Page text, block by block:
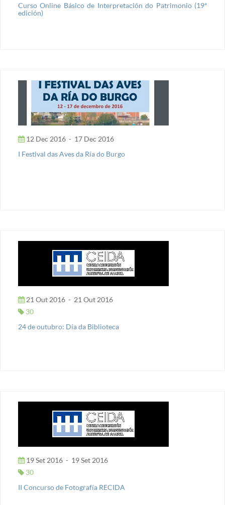
Curso Online Básico de Interpretación do Patrimonio (19ª
edición)
12 Dec 2016 - 17 Dec 2016
I Festival das Aves da Ría do Burgo
21 Out 2016 - 21 Out 2016
30
24 de outubro: Día da Biblioteca
19 Set 2016 - 19 Set 2016
30
II Concurso de Fotografía RECIDA